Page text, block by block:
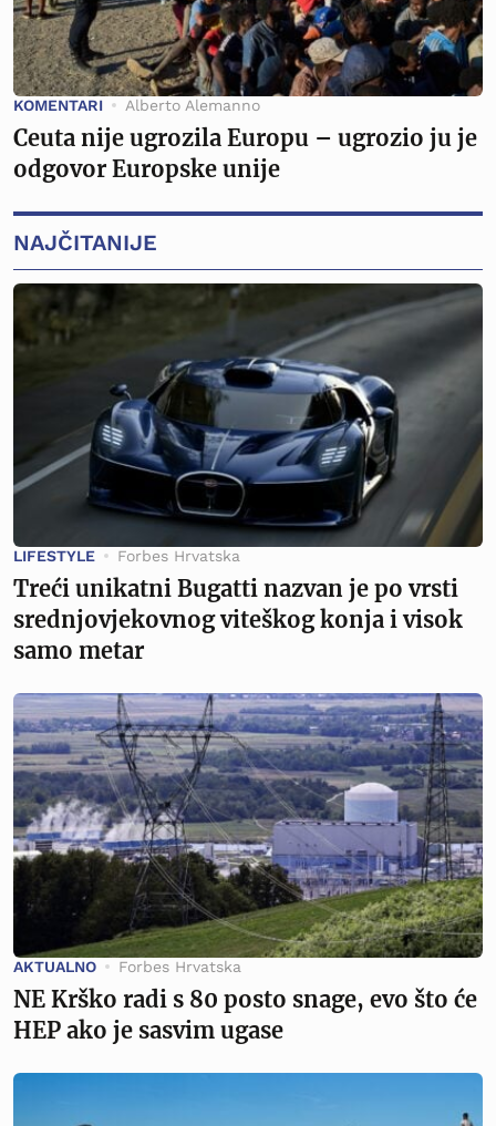
KOMENTARI Alberto Alemanno
Ceuta nije ugrozila Europu – ugrozio ju je
odgovor Europske unije
NAJČITANIJE
LIFESTYLE Forbes Hrvatska
Treći unikatni Bugatti nazvan je po vrsti
srednjovjekovnog viteškog konja i visok
samo metar
AKTUALNO Forbes Hrvatska
NE Krško radi s 80 posto snage, evo što će
HEP ako je sasvim ugase